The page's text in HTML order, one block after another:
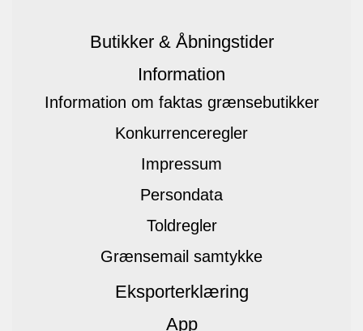
Butikker & Åbningstider
Information
Information om faktas grænsebutikker
Konkurrenceregler
Impressum
Persondata
Toldregler
Grænsemail samtykke
Eksporterklæring
App